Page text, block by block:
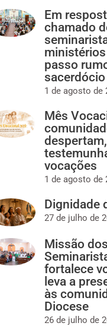
Em
chamado
passo
sacerdócio
1 de agosto de
Mês
despertam,
vocações
1 de agosto de
Dignidade
27 de julho de
Missão dos
fortalece
leva a
às
Diocese
26 de julho de